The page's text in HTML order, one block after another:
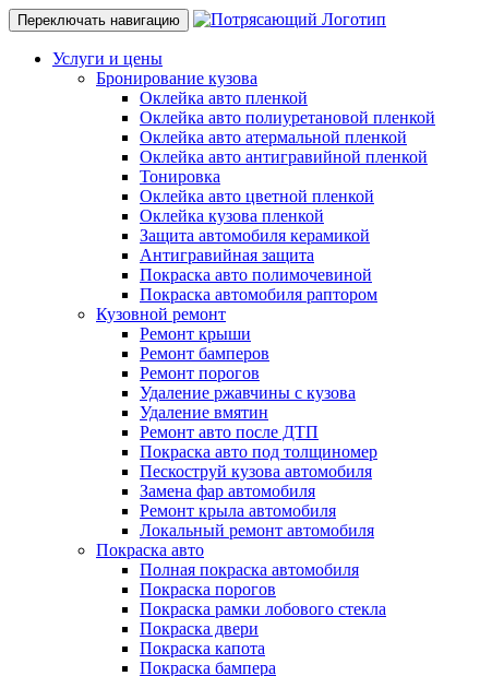
Переключать навигацию
Услуги и цены
Бронирование кузова
Оклейка авто пленкой
Оклейка авто полиуретановой пленкой
Оклейка авто атермальной пленкой
Оклейка авто антигравийной пленкой
Тонировка
Оклейка авто цветной пленкой
Оклейка кузова пленкой
Защита автомобиля керамикой
Антигравийная защита
Покраска авто полимочевиной
Покраска автомобиля раптором
Кузовной ремонт
Ремонт крыши
Ремонт бамперов
Ремонт порогов
Удаление ржавчины с кузова
Удаление вмятин
Ремонт авто после ДТП
Покраска авто под толщиномер
Пескоструй кузова автомобиля
Замена фар автомобиля
Ремонт крыла автомобиля
Локальный ремонт автомобиля
Покраска авто
Полная покраска автомобиля
Покраска порогов
Покраска рамки лобового стекла
Покраска двери
Покраска капота
Покраска бампера